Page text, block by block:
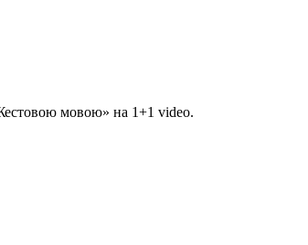
мовою» на 1+1 video.